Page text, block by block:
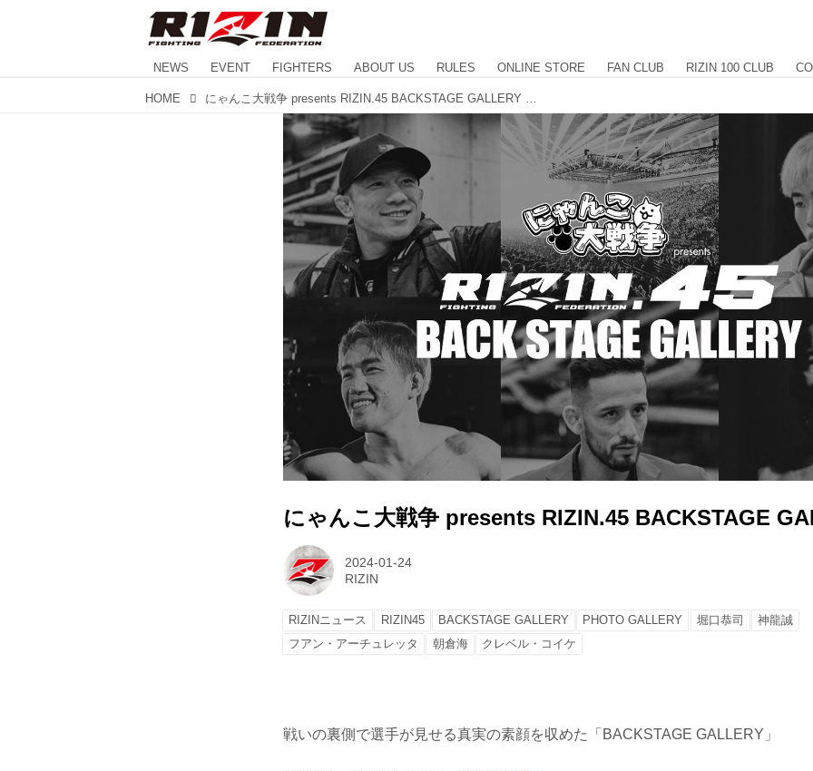
NEWS EVENT FIGHTERS ABOUT US RULES ONLINE STORE FAN CLUB RIZIN 100 CLUB
HOME
にゃんこ大戦争 presents RIZIN.45 BACKSTAGE
2024-01-24
RIZIN
RIZINニュース RIZIN45 BACKSTAGE GALLERY PHOTO GALLERY 堀口恭司
神龍誠
フアン・アーチュレッタ
朝倉海 クレベル・コイケ
戦いの裏側で選手が見せる真実の素顔を収めた「BACKSTAGE GALLERY」